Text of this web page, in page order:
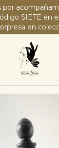
por
SIETE en
en